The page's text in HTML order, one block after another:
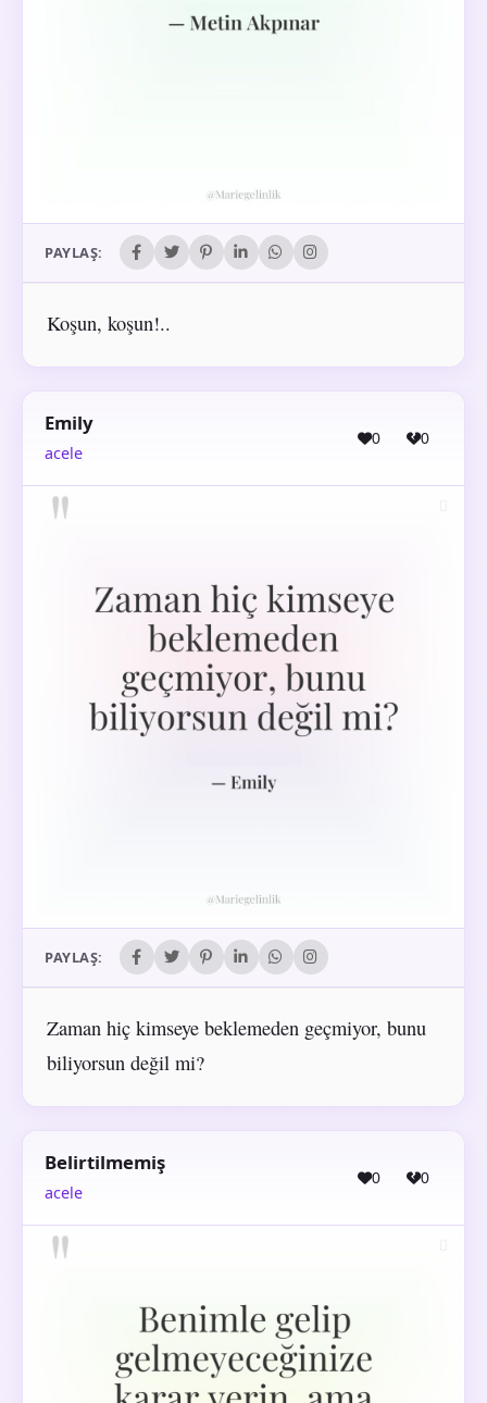
PAYLAŞ:
Koşun, koşun!..
Emily
acele
0 0
PAYLAŞ:
Zaman hiç kimseye beklemeden geçmiyor, bunu
biliyorsun değil mi?
Belirtilmemiş
acele
0 0